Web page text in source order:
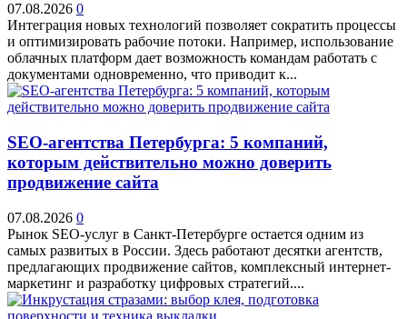
07.08.2026 0
Интеграция новых технологий позволяет сократить процессы
и оптимизировать рабочие потоки. Например, использование
облачных платформ дает возможность командам работать с
документами одновременно, что приводит к...
SEO-агентства Петербурга: 5 компаний,
которым действительно можно доверить
продвижение сайта
07.08.2026 0
Рынок SEO-услуг в Санкт-Петербурге остается одним из
самых развитых в России. Здесь работают десятки агентств,
предлагающих продвижение сайтов, комплексный интернет-
маркетинг и разработку цифровых стратегий....